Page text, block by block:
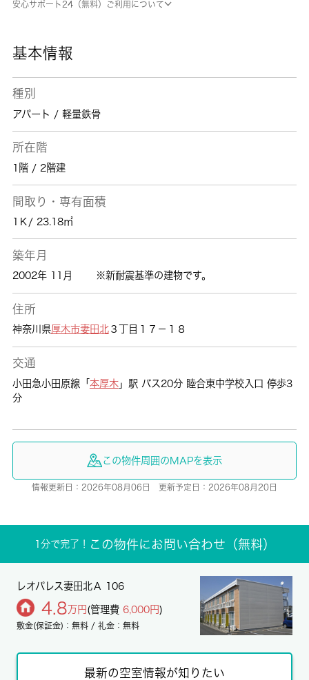
安心サポート24（無料）ご利用について
基本情報
種別
アパート / 軽量鉄骨
所在階
1階 / 2階建
間取り・専有面積
1Ｋ/ 23.18㎡
築年月
2002年 11月 ※新耐震基準の建物です。
住所
神奈川県厚木市妻田北３丁目１７－１８
交通
小田急小田原線「 本厚木」駅 バス20分 睦合東中学校入口 停歩3
分
この物件周囲のMAPを表示
情報更新日：2026年08月06日 更新予定日：2026年08月20日
1分で完了！ この物件にお問い合わせ（無料）
レオパレス妻田北Ａ 106
4.8 万円 (管理費 6,000円)
敷金(保証金)：無料 / 礼金：無料
最新の空室情報が知りたい